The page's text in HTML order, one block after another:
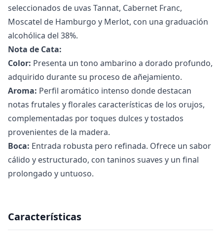
seleccionados de uvas Tannat, Cabernet Franc,
Moscatel de Hamburgo y Merlot, con una graduación
alcohólica del 38%.
Nota de Cata:
Color: Presenta un tono ambarino a dorado profundo,
adquirido durante su proceso de añejamiento.
Aroma: Perfil aromático intenso donde destacan
notas frutales y florales características de los orujos,
complementadas por toques dulces y tostados
provenientes de la madera.
Boca: Entrada robusta pero refinada. Ofrece un sabor
cálido y estructurado, con taninos suaves y un final
prolongado y untuoso.
Características